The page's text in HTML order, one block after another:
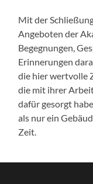
Mit der
Angeboten der
Begegnungen,
Erinnerungen
die hier wertvolle
die mit ihrer
dafür gesorgt
als nur ein
Zeit.